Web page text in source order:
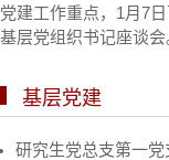
党建工作重点，1月7
基层党组织书记座谈
基层党建
研究生党总支第一党